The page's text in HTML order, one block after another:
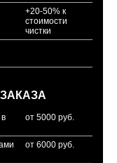
+20-50% к
стоимости
чистки
от 5000 руб.
от 6000 руб.